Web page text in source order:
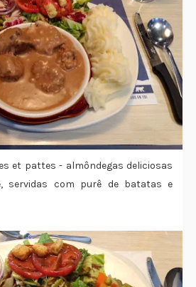
et pattes - almôndegas deliciosas
servidas com purê de batatas e